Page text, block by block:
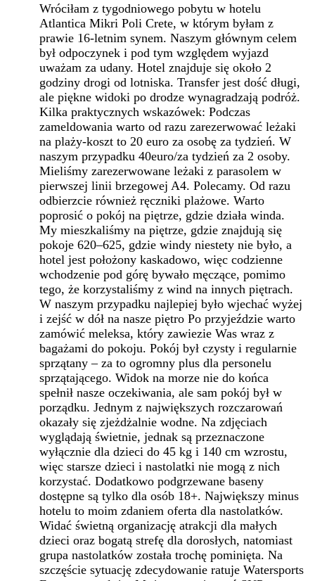
Wróciłam z tygodniowego pobytu w hotelu
Atlantica Mikri Poli Crete, w którym byłam z
prawie 16-letnim synem. Naszym głównym celem
był odpoczynek i pod tym względem wyjazd
uważam za udany. Hotel znajduje się około 2
godziny drogi od lotniska. Transfer jest dość długi,
ale piękne widoki po drodze wynagradzają podróż.
Kilka praktycznych wskazówek: Podczas
zameldowania warto od razu zarezerwować leżaki
na plaży-koszt to 20 euro za osobę za tydzień. W
naszym przypadku 40euro/za tydzień za 2 osoby.
Mieliśmy zarezerwowane leżaki z parasolem w
pierwszej linii brzegowej A4. Polecamy. Od razu
odbierzcie również ręczniki plażowe. Warto
poprosić o pokój na piętrze, gdzie działa winda.
My mieszkaliśmy na piętrze, gdzie znajdują się
pokoje 620–625, gdzie windy niestety nie było, a
hotel jest położony kaskadowo, więc codzienne
wchodzenie pod górę bywało męczące, pomimo
tego, że korzystaliśmy z wind na innych piętrach.
W naszym przypadku najlepiej było wjechać wyżej
i zejść w dół na nasze piętro Po przyjeździe warto
zamówić meleksa, który zawiezie Was wraz z
bagażami do pokoju. Pokój był czysty i regularnie
sprzątany – za to ogromny plus dla personelu
sprzątającego. Widok na morze nie do końca
spełnił nasze oczekiwania, ale sam pokój był w
porządku. Jednym z największych rozczarowań
okazały się zjeżdżalnie wodne. Na zdjęciach
wyglądają świetnie, jednak są przeznaczone
wyłącznie dla dzieci do 45 kg i 140 cm wzrostu,
więc starsze dzieci i nastolatki nie mogą z nich
korzystać. Dodatkowo podgrzewane baseny
dostępne są tylko dla osób 18+. Największy minus
hotelu to moim zdaniem oferta dla nastolatków.
Widać świetną organizację atrakcji dla małych
dzieci oraz bogatą strefę dla dorosłych, natomiast
grupa nastolatków została trochę pominięta. Na
szczęście sytuację zdecydowanie ratuje Watersports